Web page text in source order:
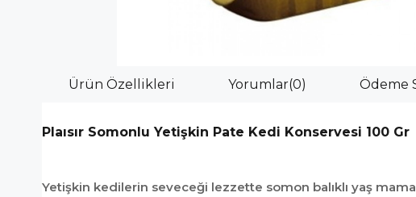
Ürün Özellikleri Yorumlar(0) Ödeme
Plaısır Somonlu Yetişkin Pate Kedi Konservesi 100 Gr
Yetişkin kedilerin seveceği lezzette somon balıklı yaş